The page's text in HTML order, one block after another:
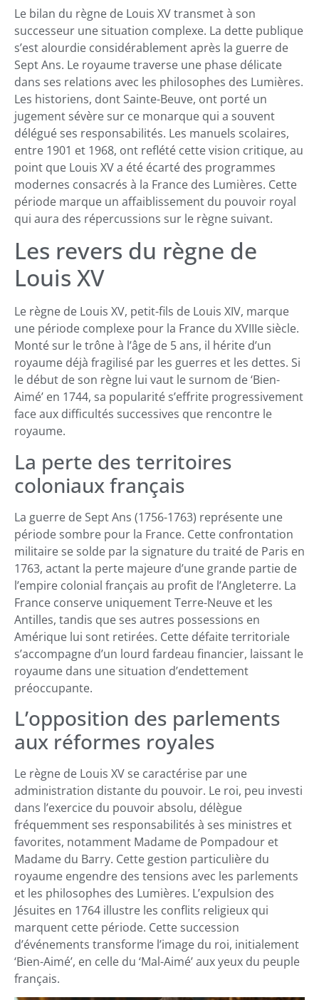
Le bilan du règne de Louis XV transmet à son
successeur une situation complexe. La dette publique
s’est alourdie considérablement après la guerre de
Sept Ans. Le royaume traverse une phase délicate
dans ses relations avec les philosophes des Lumières.
Les historiens, dont Sainte-Beuve, ont porté un
jugement sévère sur ce monarque qui a souvent
délégué ses responsabilités. Les manuels scolaires,
entre 1901 et 1968, ont reflété cette vision critique, au
point que Louis XV a été écarté des programmes
modernes consacrés à la France des Lumières. Cette
période marque un affaiblissement du pouvoir royal
qui aura des répercussions sur le règne suivant.
Les revers du règne de
Louis XV
Le règne de Louis XV, petit-fils de Louis XIV, marque
une période complexe pour la France du XVIIIe siècle.
Monté sur le trône à l’âge de 5 ans, il hérite d’un
royaume déjà fragilisé par les guerres et les dettes. Si
le début de son règne lui vaut le surnom de ‘Bien-
Aimé’ en 1744, sa popularité s’effrite progressivement
face aux difficultés successives que rencontre le
royaume.
La perte des territoires
coloniaux français
La guerre de Sept Ans (1756-1763) représente une
période sombre pour la France. Cette confrontation
militaire se solde par la signature du traité de Paris en
1763, actant la perte majeure d’une grande partie de
l’empire colonial français au profit de l’Angleterre. La
France conserve uniquement Terre-Neuve et les
Antilles, tandis que ses autres possessions en
Amérique lui sont retirées. Cette défaite territoriale
s’accompagne d’un lourd fardeau financier, laissant le
royaume dans une situation d’endettement
préoccupante.
L’opposition des parlements
aux réformes royales
Le règne de Louis XV se caractérise par une
administration distante du pouvoir. Le roi, peu investi
dans l’exercice du pouvoir absolu, délègue
fréquemment ses responsabilités à ses ministres et
favorites, notamment Madame de Pompadour et
Madame du Barry. Cette gestion particulière du
royaume engendre des tensions avec les parlements
et les philosophes des Lumières. L’expulsion des
Jésuites en 1764 illustre les conflits religieux qui
marquent cette période. Cette succession
d’événements transforme l’image du roi, initialement
‘Bien-Aimé’, en celle du ‘Mal-Aimé’ aux yeux du peuple
français.